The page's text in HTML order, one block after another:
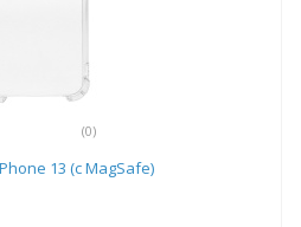
(0)
13 (с MagSafe)